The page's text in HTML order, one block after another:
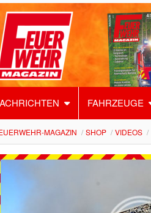
FAHRZEUGE
MAGAZIN SHOP VIDEOS